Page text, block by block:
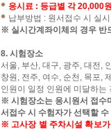
응시료 : 등급별 각20,000원
납부방법 : 원서접수 시 실
※ 실시간계좌이체의 경우 반
8. 시험장소
서울, 부산, 대구, 광주, 대전 ,
창원 , 전주, 여수, 순천 , 목포,
인원이 일정 인원에 미달하
※ 시험장소는 응시원서 접수
서접수 시 수험자가 선택할 수
※ 고사장 별 주차시설 확보